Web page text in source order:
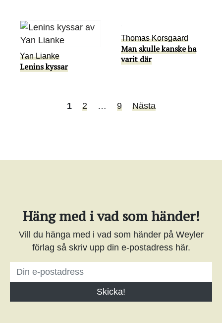
Yan Lianke
Lenins kyssar
Thomas Korsgaard
Man skulle kanske ha
varit där
1 2 … 9 Nästa
Häng med i vad som händer!
Vill du hänga med i vad som händer på Weyler
förlag så skriv upp din e-postadress här.